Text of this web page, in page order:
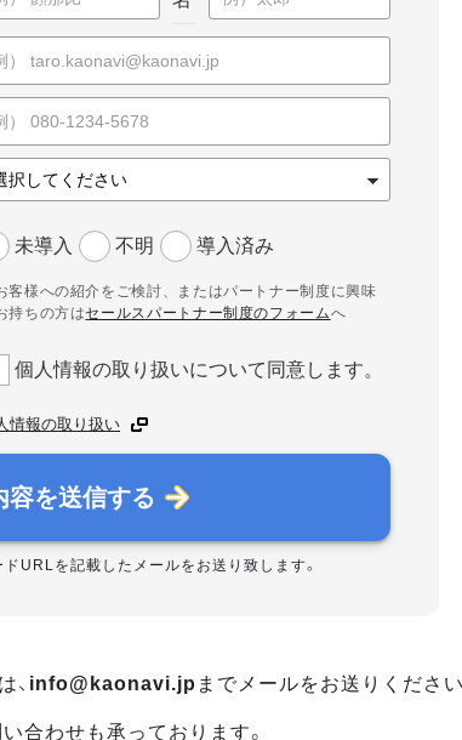
未導入 不明 導入済み
客様への紹介をご検討、またはパートナー制度に興味
持ちの方はセールスパートナー制度のフォームへ
個人情報の取り扱いについて同意します。
情報の取り扱い
容を送信する
URLを記載したメールをお送り致します。
info@kaonavi.jp までメールをお送りください
合わせも承っております。